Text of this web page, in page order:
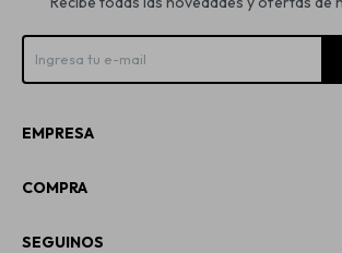
EMPRESA
COMPRA
SEGUINOS